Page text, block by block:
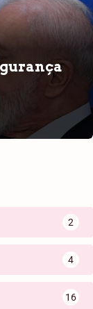
2
4
16